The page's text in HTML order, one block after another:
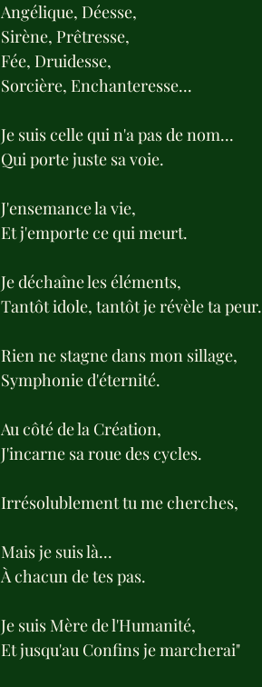
Angélique, Déesse,
Sirène, Prêtresse,
Fée, Druidesse,
Sorcière, Enchanteresse...
Je suis celle qui n'a pas de nom...
Qui porte juste sa voie.
J'ensemance la vie,
Et j'emporte ce qui meurt.
Je déchaîne les éléments,
Tantôt idole, tantôt je révèle ta peur.
Rien ne stagne dans mon sillage,
Symphonie d'éternité.
Au côté de la Création,
J'incarne sa roue des cycles.
Irrésolublement tu me cherches,
Mais je suis là...
À chacun de tes pas.
Je suis Mère de l'Humanité,
Et jusqu'au Confins je marcherai"